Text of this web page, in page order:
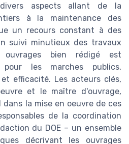
aspects allant de la
à la maintenance des
un recours constant à des
suivi minutieux des travaux
ouvrages bien rédigé est
pour les marches publics,
efficacité. Les acteurs clés,
et le maître d'ouvrage,
la mise en oeuvre de ces
de la coordination
du DOE – un ensemble
décrivant les ouvrages